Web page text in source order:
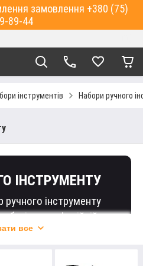
замовлення +380 (75)
89-44
інструментів Набори ручного
ІНСТРУМЕНТУ
ручного інструменту
чи професійній
вам потрібно. У каталозі
все